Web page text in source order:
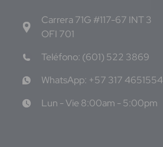
Carrera 71G #117-67 INT 3
OFI 701
Teléfono: (601) 522 3869
WhatsApp: +57 317 4651554
Lun - Vie 8:00am - 5:00pm